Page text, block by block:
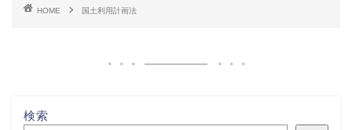
HOME 国土利用計画法
検索